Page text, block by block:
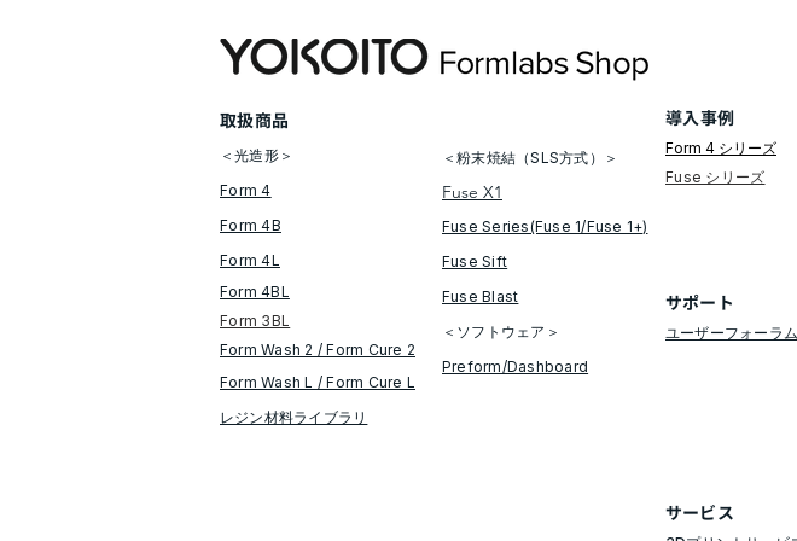
表
​取扱商品
＜光造形＞
Form 4
Form 4B
Form 4L
Form 4BL
Form 3BL
Form Wash 2 / Form Cure​ 2
​​Form Wash L / Form Cure L
レジン材料ライブラリ
＜粉末焼結（SLS方式）＞
Fuse X1
Fuse Series(Fuse 1/Fuse 1+)
Fuse Sift
​Fuse Blast
＜ソフトウェア＞
​Preform/Dashboard
導入事例
Form 4 シリーズ
​Fuse シリーズ
​サポート
ユーザーフォーラム
​サービス